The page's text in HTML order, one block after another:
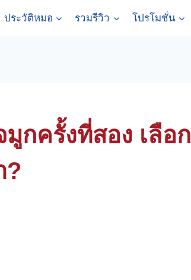
ประวัติหมอ รวมรีวิว โปรโมชั่น
กครั้งที่สอง เลือก
?